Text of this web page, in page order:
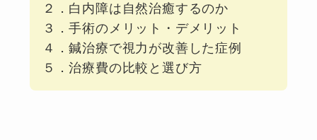
２．白内障は自然治癒するのか
３．手術のメリット・デメリット
４．鍼治療で視力が改善した症例
５．治療費の比較と選び方